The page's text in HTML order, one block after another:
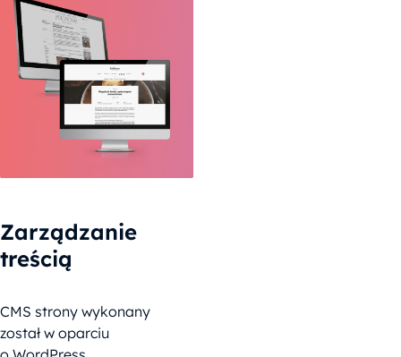
Zarządzanie
treścią
CMS strony wykonany
został w oparciu